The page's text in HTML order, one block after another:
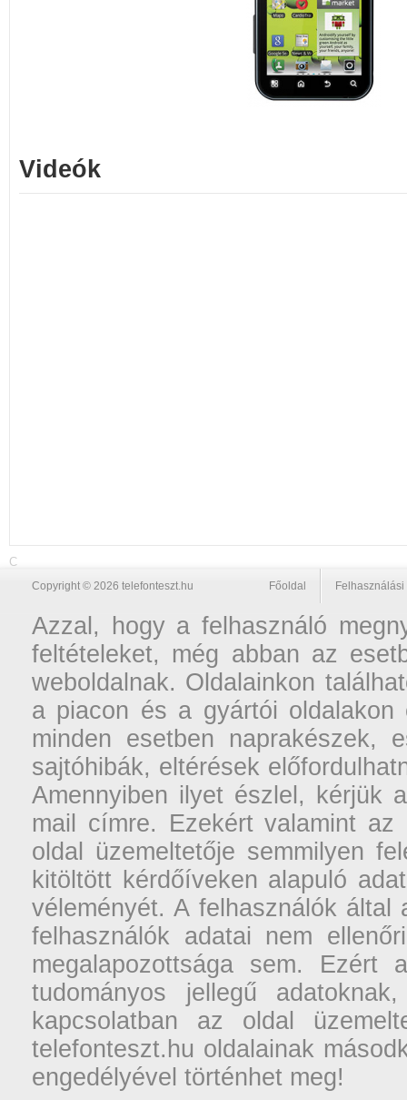
Videók
C
Copyright © 2026 telefonteszt.hu Főoldal
Azzal, hogy a felhasználó
feltételeket, még abban az
weboldalnak. Oldalainkon
a piacon és a gyártói oldalakon
minden esetben naprakészek,
sajtóhibák, eltérések
Amennyiben ilyet észlel, kérjük
mail címre. Ezekért valamint
oldal üzemeltetője semmilyen
kitöltött kérdőíveken alapuló
véleményét. A felhasználók
felhasználók adatai nem
megalapozottsága sem. Ezért
tudományos jellegű
kapcsolatban az oldal
telefonteszt.hu oldalainak
engedélyével történhet meg!